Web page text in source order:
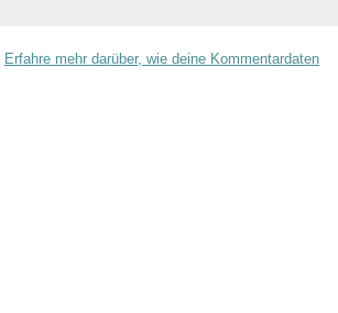
Erfahre mehr darüber, wie deine Kommentardaten